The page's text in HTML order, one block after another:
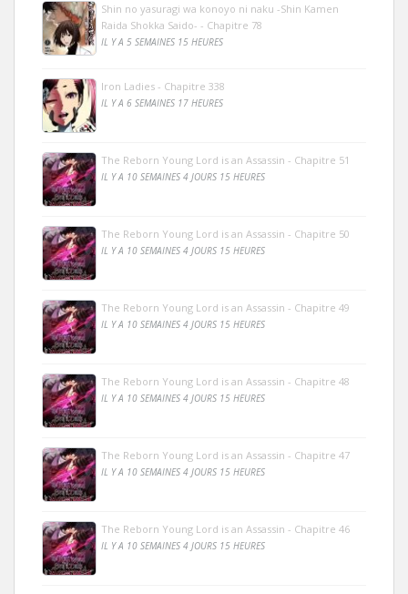
Shin no yasuragi wa konoyo ni naku -Shin Kamen
Raida Shokka Saido- - Chapitre 78
IL Y A 5 SEMAINES 15 HEURES
Iron Ladies - Chapitre 338
IL Y A 6 SEMAINES 17 HEURES
The Reborn Young Lord is an Assassin - Chapitre 51
IL Y A 10 SEMAINES 4 JOURS 15 HEURES
The Reborn Young Lord is an Assassin - Chapitre 50
IL Y A 10 SEMAINES 4 JOURS 15 HEURES
The Reborn Young Lord is an Assassin - Chapitre 49
IL Y A 10 SEMAINES 4 JOURS 15 HEURES
The Reborn Young Lord is an Assassin - Chapitre 48
IL Y A 10 SEMAINES 4 JOURS 15 HEURES
The Reborn Young Lord is an Assassin - Chapitre 47
IL Y A 10 SEMAINES 4 JOURS 15 HEURES
The Reborn Young Lord is an Assassin - Chapitre 46
IL Y A 10 SEMAINES 4 JOURS 15 HEURES